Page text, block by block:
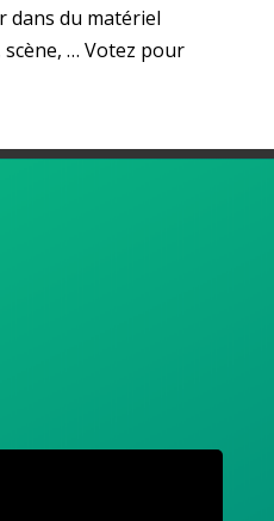
dans du matériel
… Votez pour